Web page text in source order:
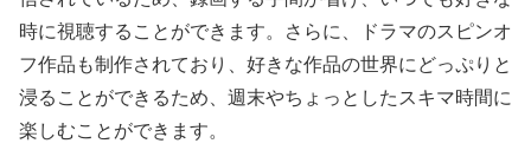
時に視聴することができます。さらに、ドラマのスピンオ
フ作品も制作されており、好きな作品の世界にどっぷりと
浸ることができるため、週末やちょっとしたスキマ時間に
楽しむことができます。